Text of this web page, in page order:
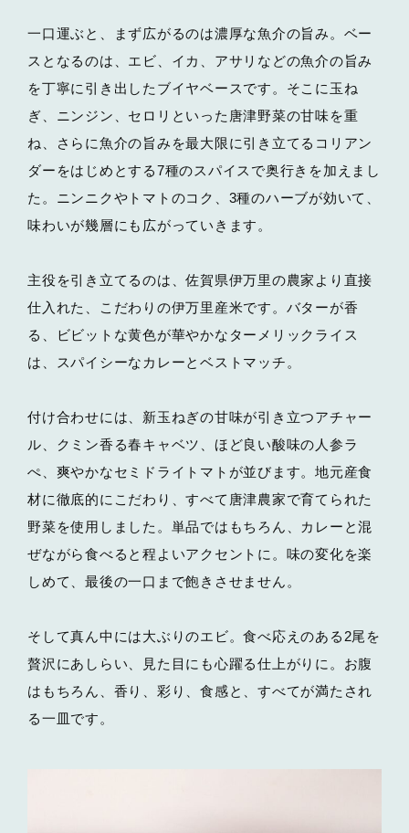
一口運ぶと、まず広がるのは濃厚な魚介の旨み。ベー
スとなるのは、エビ、イカ、アサリなどの魚介の旨み
を丁寧に引き出したブイヤベースです。そこに玉ね
ぎ、ニンジン、セロリといった唐津野菜の甘味を重
ね、さらに魚介の旨みを最大限に引き立てるコリアン
ダーをはじめとする7種のスパイスで奥行きを加えまし
た。ニンニクやトマトのコク、3種のハーブが効いて、
味わいが幾層にも広がっていきます。
主役を引き立てるのは、佐賀県伊万里の農家より直接
仕入れた、こだわりの伊万里産米です。バターが香
る、ビビットな黄色が華やかなターメリックライス
は、スパイシーなカレーとベストマッチ。
付け合わせには、新玉ねぎの甘味が引き立つアチャー
ル、クミン香る春キャベツ、ほど良い酸味の人参ラ
ぺ、爽やかなセミドライトマトが並びます。地元産食
材に徹底的にこだわり、すべて唐津農家で育てられた
野菜を使用しました。単品ではもちろん、カレーと混
ぜながら食べると程よいアクセントに。味の変化を楽
しめて、最後の一口まで飽きさせません。
そして真ん中には大ぶりのエビ。食べ応えのある2尾を
贅沢にあしらい、見た目にも心躍る仕上がりに。お腹
はもちろん、香り、彩り、食感と、すべてが満たされ
る一皿です。